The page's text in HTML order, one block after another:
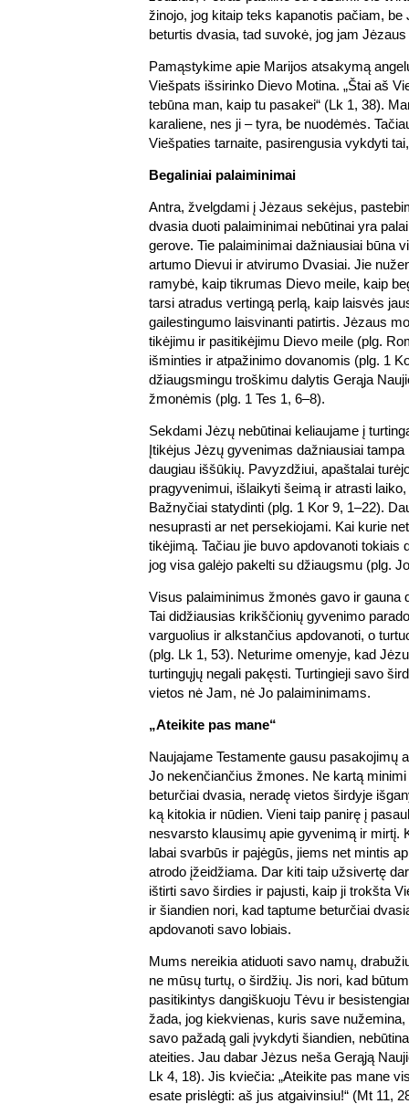
žinojo, jog kitaip teks kapanotis pačiam,
beturtis dvasia, tad suvokė, jog jam
Pamąstykime apie Marijos atsakymą
Viešpats išsirinko Dievo Motina. „Štai aš
tebūna man, kaip tu pasakei“ (Lk 1, 38).
karaliene, nes ji – tyra, be nuodėmės.
Viešpaties tarnaite, pasirengusia vykdyti
Begaliniai palaiminimai
Antra, žvelgdami į Jėzaus sekėjus,
dvasia duoti palaiminimai nebūtinai yra
gerove. Tie palaiminimai dažniausiai būna
artumo Dievui ir atvirumo Dvasiai. Jie
ramybė, kaip tikrumas Dievo meile, kaip
tarsi atradus vertingą perlą, kaip laisvės
gailestingumo laisvinanti patirtis. Jėzaus
tikėjimu ir pasitikėjimu Dievo meile (plg.
išminties ir atpažinimo dovanomis (plg. 1
džiaugsmingu troškimu dalytis Gerąja
žmonėmis (plg. 1 Tes 1, 6–8).
Sekdami Jėzų nebūtinai keliaujame į
Įtikėjus Jėzų gyvenimas dažniausiai
daugiau iššūkių. Pavyzdžiui, apaštalai
pragyvenimui, išlaikyti šeimą ir atrasti
Bažnyčiai statydinti (plg. 1 Kor 9, 1–22).
nesuprasti ar net persekiojami. Kai kurie
tikėjimą. Tačiau jie buvo apdovanoti tokiais
jog visa galėjo pakelti su džiaugsmu (plg.
Visus palaiminimus žmonės gavo ir gauna
Tai didžiausias krikščionių gyvenimo
varguolius ir alkstančius apdovanoti, o
(plg. Lk 1, 53). Neturime omenyje, kad
turtingųjų negali pakęsti. Turtingieji savo
vietos nė Jam, nė Jo palaiminimams.
„Ateikite pas mane“
Naujajame Testamente gausu pasakojimų
Jo nekenčiančius žmones. Ne kartą
beturčiai dvasia, neradę vietos širdyje
ką kitokia ir nūdien. Vieni taip panirę į
nesvarsto klausimų apie gyvenimą ir mirtį.
labai svarbūs ir pajėgūs, jiems net mintis
atrodo įžeidžiama. Dar kiti taip užsivertę
ištirti savo širdies ir pajusti, kaip ji trokšta
ir šiandien nori, kad taptume beturčiai
apdovanoti savo lobiais.
Mums nereikia atiduoti savo namų,
ne mūsų turtų, o širdžių. Jis nori, kad
pasitikintys dangiškuoju Tėvu ir
žada, jog kiekvienas, kuris save
savo pažadą gali įvykdyti šiandien,
ateities. Jau dabar Jėzus neša Gerąją
Lk 4, 18). Jis kviečia: „Ateikite pas mane
esate prislėgti: aš jus atgaivinsiu!“ (Mt 11,